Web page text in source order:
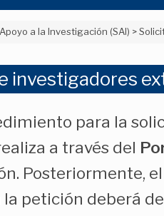
a la Investigación (SAI) >
investigadores
para la
a través del
Posteriormente,
la petición deberá